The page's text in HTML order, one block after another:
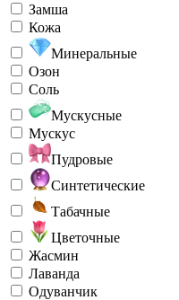
Замша
Кожа
Минеральные
Озон
Соль
Мускусные
Мускус
Пудровые
Синтетические
Табачные
Цветочные
Жасмин
Лаванда
Одуванчик